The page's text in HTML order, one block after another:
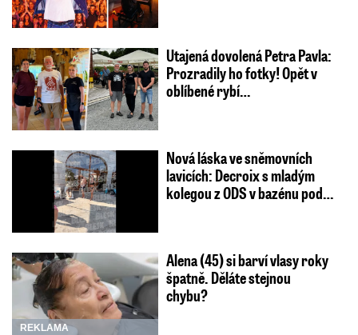
Utajená dovolená Petra Pavla:
Prozradily ho fotky! Opět v
oblíbené rybí…
Nová láska ve sněmovních
lavicích: Decroix s mladým
kolegou z ODS v bazénu pod…
REKLAMA
Alena (45) si barví vlasy roky
špatně. Děláte stejnou
chybu?